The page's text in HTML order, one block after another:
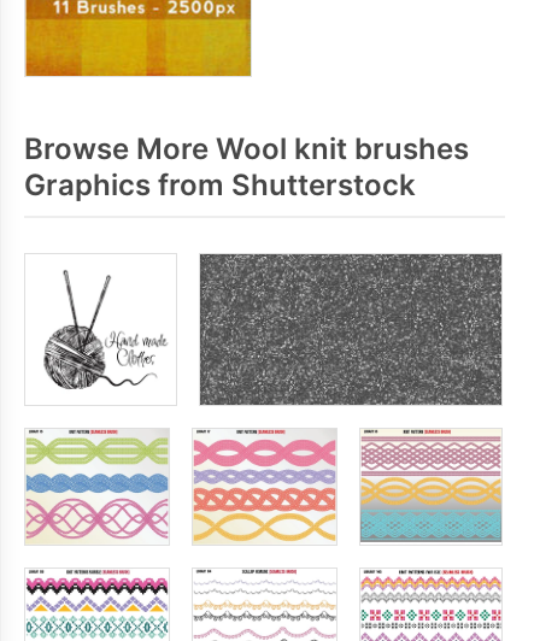
Browse More Wool knit brushes
Graphics from Shutterstock